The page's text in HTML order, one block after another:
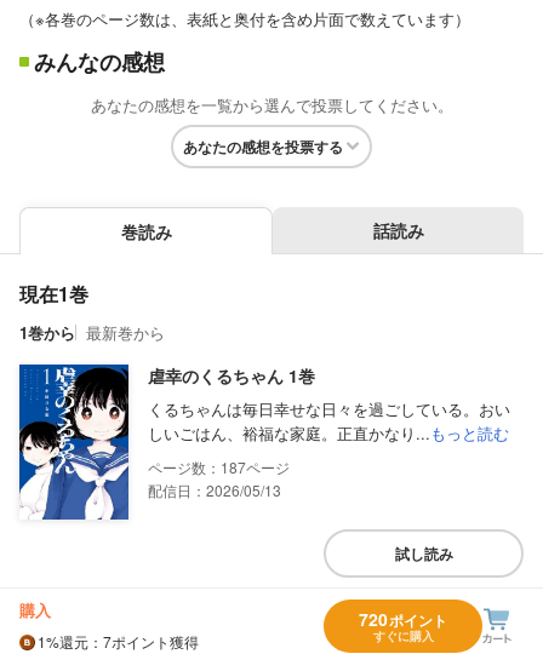
（※各巻のページ数は、表紙と奥付を含め片面で数えています）
みんなの感想
あなたの感想を一覧から選んで投票してください。
あなたの感想を投票する
巻読み 話読み
現在1巻
1巻から 最新巻から
虐幸のくるちゃん 1巻
くるちゃんは毎日幸せな日々を過ごしている。おい
しいごはん、裕福な家庭。正直かなり...もっと読む
187
配信日：2026/05/13
試し読み
購入
1%還元 ：7ポイント獲得
720ポイント
すぐに購入